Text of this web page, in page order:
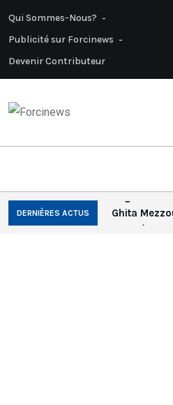
Qui Sommes-Nous?
Publicité sur Forcinews
Devenir Contributeur
DERNIÈRES ACTUS
Ghita
Ministère